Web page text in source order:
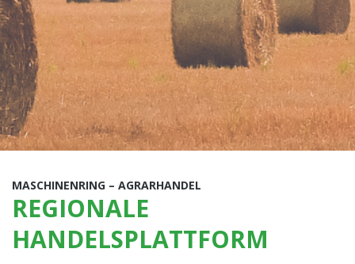
MASCHINENRING – AGRARHANDEL
REGIONALE
HANDELSPLATTFORM